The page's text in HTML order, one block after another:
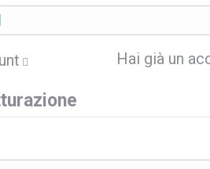
Hai già un